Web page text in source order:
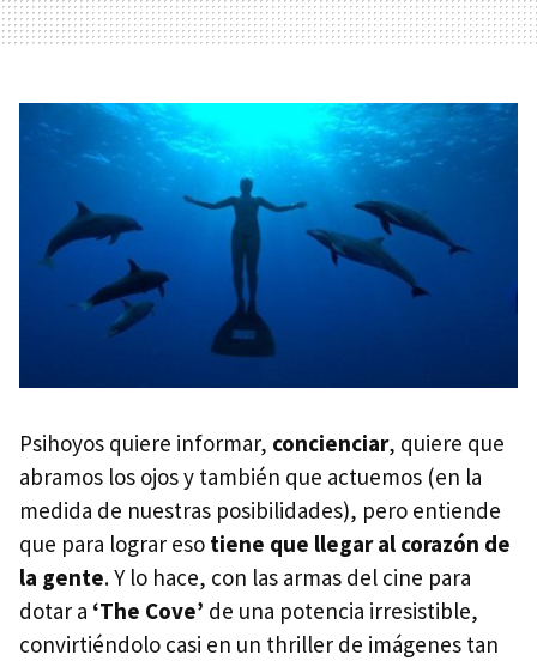
Psihoyos quiere informar, concienciar, quiere que
abramos los ojos y también que actuemos (en la
medida de nuestras posibilidades), pero entiende
que para lograr eso tiene que llegar al corazón de
la gente. Y lo hace, con las armas del cine para
dotar a ‘The Cove’ de una potencia irresistible,
convirtiéndolo casi en un thriller de imágenes tan